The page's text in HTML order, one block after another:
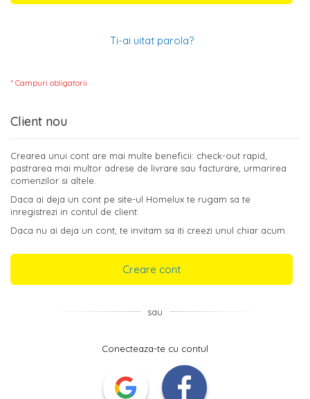
Ti-ai uitat parola?
Client nou
Crearea unui cont are mai multe beneficii: check-out rapid,
pastrarea mai multor adrese de livrare sau facturare, urmarirea
comenzilor si altele.
Daca ai deja un cont pe site-ul Homelux te rugam sa te
inregistrezi in contul de client.
Daca nu ai deja un cont, te invitam sa iti creezi unul chiar acum.
Creare cont
sau
Conecteaza-te cu contul